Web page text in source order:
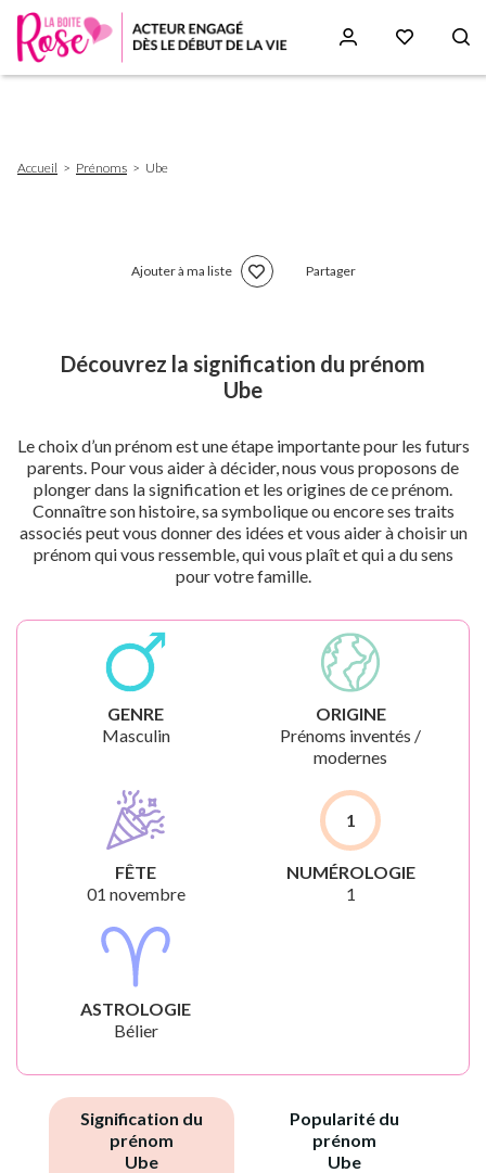
d'Ariane
Accueil Prénoms Ube
Ajouter à ma liste Partager
Découvrez la signification du prénom
Ube
Le choix d’un prénom est une étape importante pour les futurs
parents. Pour vous aider à décider, nous vous proposons de
plonger dans la signification et les origines de ce prénom.
Connaître son histoire, sa symbolique ou encore ses traits
associés peut vous donner des idées et vous aider à choisir un
prénom qui vous ressemble, qui vous plaît et qui a du sens
pour votre famille.
GENRE
Masculin
ORIGINE
Prénoms inventés /
modernes
FÊTE
01 novembre
1
NUMÉROLOGIE
1
ASTROLOGIE
Bélier
Signification du
prénom
Ube
Popularité du
prénom
Ube